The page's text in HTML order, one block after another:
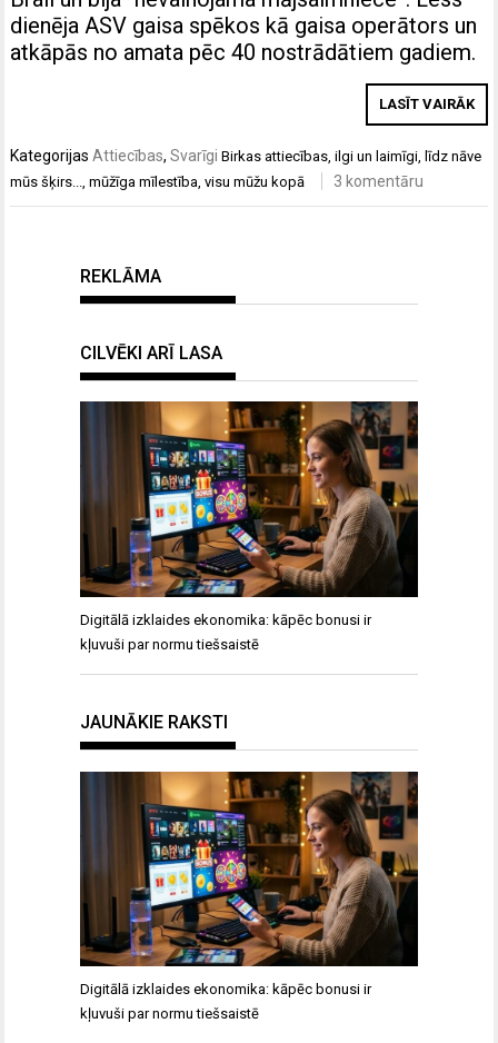
dienēja ASV gaisa spēkos kā gaisa operātors un
atkāpās no amata pēc 40 nostrādātiem gadiem.
LASĪT VAIRĀK
KategorijasAttiecības,Svarīgi Birkasattiecības ,ilgi un laimīgi ,līdz nāve
mūs šķirs...
,mūžīga mīlestība ,visu mūžu kopā 3 komentāru
REKLĀMA
CILVĒKI ARĪ LASA
Digitālā izklaides ekonomika: kāpēc bonusi ir
kļuvuši par normu tiešsaistē
JAUNĀKIE RAKSTI
Digitālā izklaides ekonomika: kāpēc bonusi ir
kļuvuši par normu tiešsaistē